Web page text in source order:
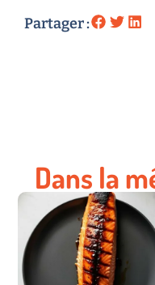
Partager :
Dans la